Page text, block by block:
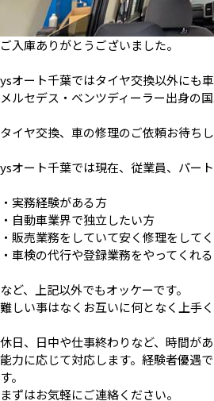
ご入庫ありがとうございました。
ysオート千葉ではタイヤ交換以外にも
メルセデス・ベンツディーラー出身の
タイヤ交換、車の修理のご依頼お待ちし
ysオート千葉では現在、従業員、パー
・実務経験がある方
・自動車業界で独立したい方
・販売業務をしていて安く修理をして
・車検の代行や登録業務をやってくれ
など、上記以外でもオッケーです。
難しい事はなくお互いに何となく上手
休日、日中や仕事終わりなど、時間が
能力に応じて対応します。経験者優遇
す。
まずはお気軽にご連絡ください。